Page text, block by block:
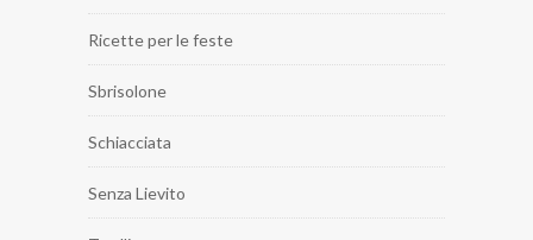
Ricette per le feste
Sbrisolone
Schiacciata
Senza Lievito